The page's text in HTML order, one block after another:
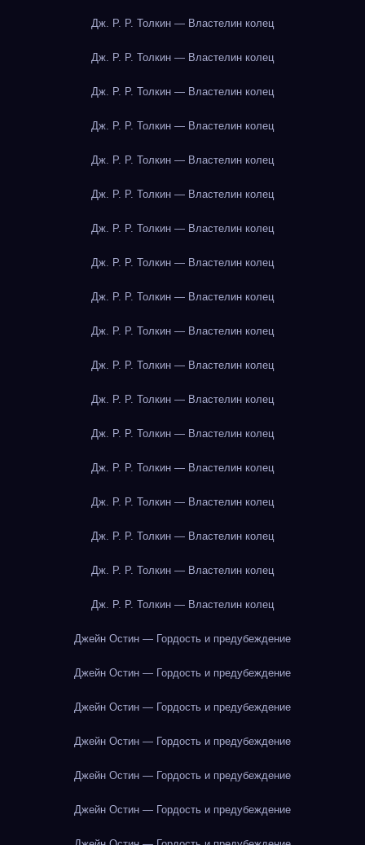
Дж. Р. Р. Толкин — Властелин колец
Дж. Р. Р. Толкин — Властелин колец
Дж. Р. Р. Толкин — Властелин колец
Дж. Р. Р. Толкин — Властелин колец
Дж. Р. Р. Толкин — Властелин колец
Дж. Р. Р. Толкин — Властелин колец
Дж. Р. Р. Толкин — Властелин колец
Дж. Р. Р. Толкин — Властелин колец
Дж. Р. Р. Толкин — Властелин колец
Дж. Р. Р. Толкин — Властелин колец
Дж. Р. Р. Толкин — Властелин колец
Дж. Р. Р. Толкин — Властелин колец
Дж. Р. Р. Толкин — Властелин колец
Дж. Р. Р. Толкин — Властелин колец
Дж. Р. Р. Толкин — Властелин колец
Дж. Р. Р. Толкин — Властелин колец
Дж. Р. Р. Толкин — Властелин колец
Дж. Р. Р. Толкин — Властелин колец
Джейн Остин — Гордость и предубеждение
Джейн Остин — Гордость и предубеждение
Джейн Остин — Гордость и предубеждение
Джейн Остин — Гордость и предубеждение
Джейн Остин — Гордость и предубеждение
Джейн Остин — Гордость и предубеждение